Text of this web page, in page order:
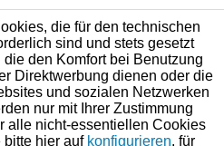
die für den technischen
sind und stets gesetzt
den Komfort bei Benutzung
Direktwerbung dienen oder die
und sozialen Netzwerken
nur mit Ihrer Zustimmung
alle nicht-essentiellen Cookies
hier auf konfigurieren, für